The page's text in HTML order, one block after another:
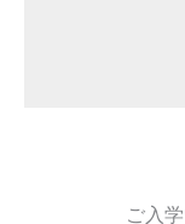
ご入